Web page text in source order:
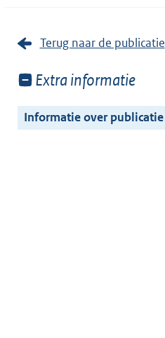
Terug naar de publicatie
Toon
van:
Extra informatie
Informatie over publicatie